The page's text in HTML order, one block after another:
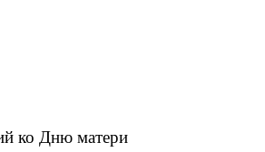
ко Дню матери